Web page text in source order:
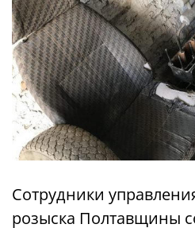
Сотрудники
розыска Полтавщины